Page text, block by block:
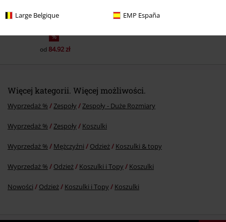
Large Belgique EMP España
%
od 84.92 zł
Więcej kategorii. Więcej możliwości.
Wyprzedaż % Zespoły Zespoły - Duże Rozmiary
Wyprzedaż % Zespoły Koszulki
Wyprzedaż % Mężczyźni Odzież Koszulki & topy
Wyprzedaż % Odzież Koszulki i Topy Koszulki
Nowości Odzież Koszulki i Topy Koszulki